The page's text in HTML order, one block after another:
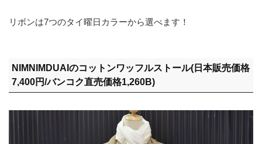
リボンは7つのタイ曜日カラーから選べます！
NIMNIMDUAIのコットンワッフルストール(日本販売価格
7,400円/バンコク直売価格1,260B)